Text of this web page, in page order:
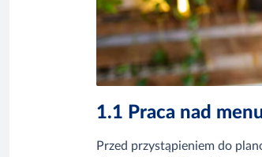
1.1 Praca nad
Przed przystąpieniem do